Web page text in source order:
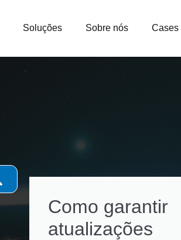
Soluções Sobre nós Cases
Como garantir
atualizações